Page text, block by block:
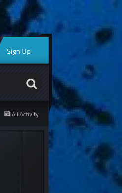
Sign Up
All Activity